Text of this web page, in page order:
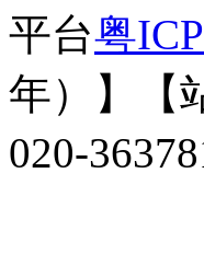
平台粤
年）】【
020-